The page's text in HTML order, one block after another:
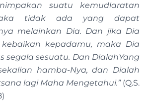
suatu kemudlaratan
tidak ada yang dapat
melainkan Dia. Dan jika Dia
kepadamu, maka Dia
segala sesuatu. Dan DialahYang
hamba-Nya, dan Dialah
lagi Maha Mengetahui.”(Q.S.